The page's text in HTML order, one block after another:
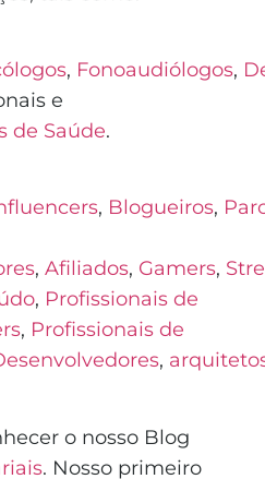
, Fonoaudiólogos,
e
de Saúde.
, Blogueiros,
, Afiliados, Gamers,
, Profissionais de
, Profissionais de
,
o nosso Blog
. Nosso primeiro